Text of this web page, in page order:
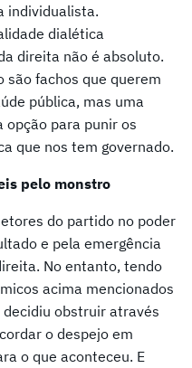
individualista.
dialética
direita não é absoluto.
são fachos que querem
pública, mas uma
para punir os
que nos tem governado.
​​pelo monstro
do partido no poder
e pela emergência
No entanto, tendo
acima mencionados
obstruir através
o despejo em
o que aconteceu. E